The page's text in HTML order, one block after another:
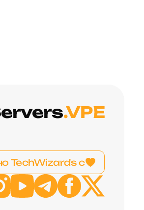
.VPE
TechWizards с